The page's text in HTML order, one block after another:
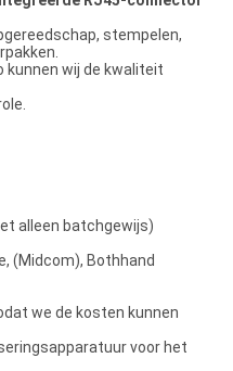
stempelen,
kunnen wij de kwaliteit
alleen batchgewijs)
(Midcom), Bothhand
we de kosten kunnen
voor het